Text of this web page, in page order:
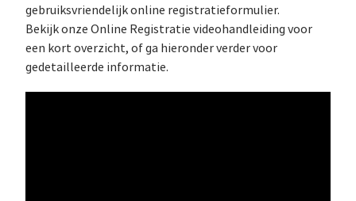
gebruiksvriendelijk online registratieformulier.
Bekijk onze Online Registratie videohandleiding voor
een kort overzicht, of ga hieronder verder voor
gedetailleerde informatie.